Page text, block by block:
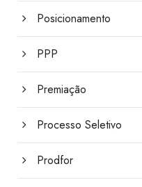
Posicionamento
PPP
Premiação
Processo Seletivo
Prodfor